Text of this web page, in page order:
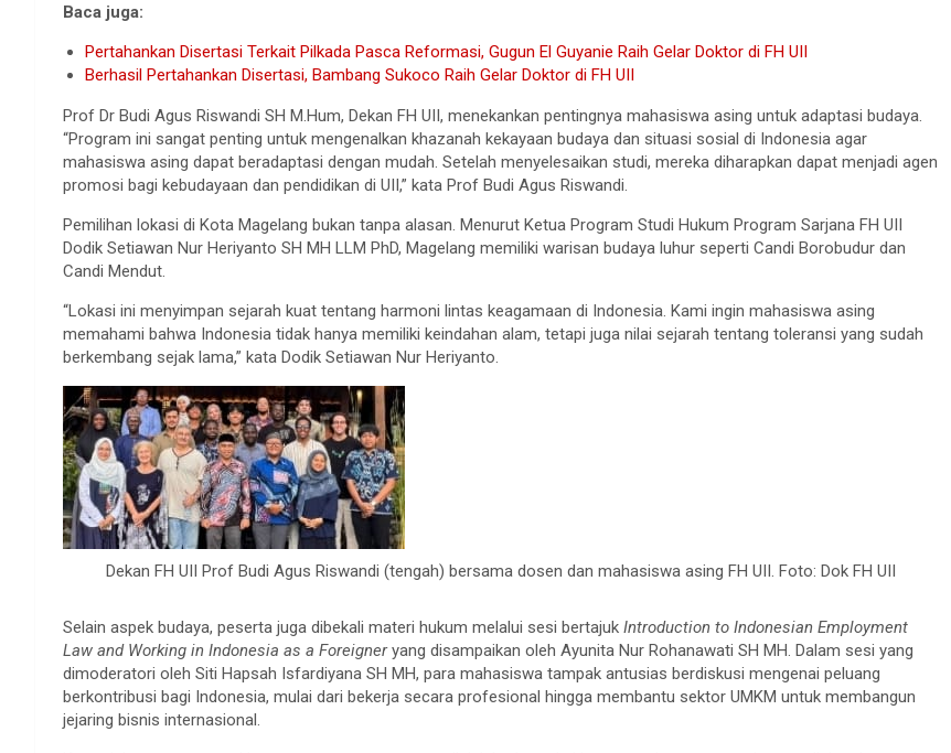
Baca juga:
Pertahankan Disertasi Terkait Pilkada Pasca Reformasi, Gugun El Guyanie Raih Gelar Doktor di FH UII
Berhasil Pertahankan Disertasi, Bambang Sukoco Raih Gelar Doktor di FH UII
Prof Dr Budi Agus Riswandi SH M.Hum, Dekan FH UII, menekankan pentingnya mahasiswa asing untuk adaptasi budaya.
“Program ini sangat penting untuk mengenalkan khazanah kekayaan budaya dan situasi sosial di Indonesia agar
mahasiswa asing dapat beradaptasi dengan mudah. Setelah menyelesaikan studi, mereka diharapkan dapat menjadi agen
promosi bagi kebudayaan dan pendidikan di UII,” kata Prof Budi Agus Riswandi.
Pemilihan lokasi di Kota Magelang bukan tanpa alasan. Menurut Ketua Program Studi Hukum Program Sarjana FH UII
Dodik Setiawan Nur Heriyanto SH MH LLM PhD, Magelang memiliki warisan budaya luhur seperti Candi Borobudur dan
Candi Mendut.
“Lokasi ini menyimpan sejarah kuat tentang harmoni lintas keagamaan di Indonesia. Kami ingin mahasiswa asing
memahami bahwa Indonesia tidak hanya memiliki keindahan alam, tetapi juga nilai sejarah tentang toleransi yang sudah
berkembang sejak lama,” kata Dodik Setiawan Nur Heriyanto.
Dekan FH UII Prof Budi Agus Riswandi (tengah) bersama dosen dan mahasiswa asing FH UII. Foto: Dok FH UII
Selain aspek budaya, peserta juga dibekali materi hukum melalui sesi bertajuk Introduction to Indonesian Employment
Law and Working in Indonesia as a Foreigneryang disampaikan oleh Ayunita Nur Rohanawati SH MH. Dalam sesi yang
dimoderatori oleh Siti Hapsah Isfardiyana SH MH, para mahasiswa tampak antusias berdiskusi mengenai peluang
berkontribusi bagi Indonesia, mulai dari bekerja secara profesional hingga membantu sektor UMKM untuk membangun
jejaring bisnis internasional.